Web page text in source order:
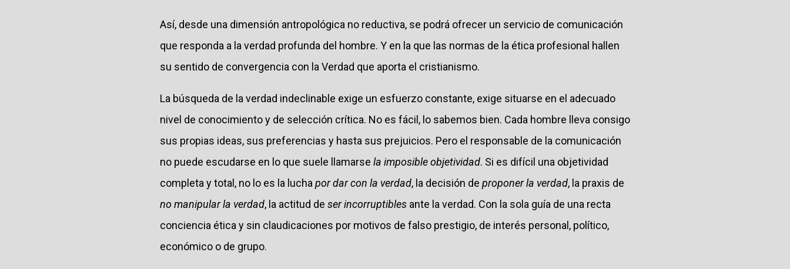
Así, desde una dimensión antropológica no reductiva, se podrá ofrecer un servicio de comunicación
que responda a la verdad profunda del hombre. Y en la que las normas de la ética profesional hallen
su sentido de convergencia con la Verdad que aporta el cristianismo.
La búsqueda de la verdad indeclinable exige un esfuerzo constante, exige situarse en el adecuado
nivel de conocimiento y de selección crítica. No es fácil, lo sabemos bien. Cada hombre lleva consigo
sus propias ideas, sus preferencias y hasta sus prejuicios. Pero el responsable de la comunicación
no puede escudarse en lo que suele llamarse la imposible objetividad. Si es difícil una objetividad
completa y total, no lo es la lucha por dar con la verdad, la decisión de proponer la verdad, la praxis de
no manipular la verdad, la actitud de ser incorruptibles ante la verdad. Con la sola guía de una recta
conciencia ética y sin claudicaciones por motivos de falso prestigio, de interés personal, político,
económico o de grupo.